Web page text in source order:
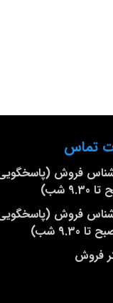
تماس
شب)
فروش
فروش